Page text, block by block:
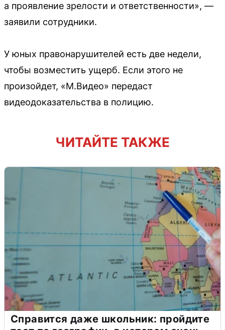
а проявление зрелости и ответственности», —
заявили сотрудники.
У юных правонарушителей есть две недели,
чтобы возместить ущерб. Если этого не
произойдет, «М.Видео» передаст
видеодоказательства в полицию.
ЧИТАЙТЕ ТАКЖЕ
Справится даже школьник: пройдите